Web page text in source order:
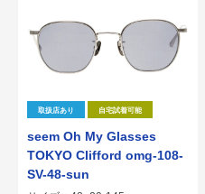
取扱店あり 自宅試着可能
seem Oh My Glasses
TOKYO Clifford omg-108-
SV-48-sun